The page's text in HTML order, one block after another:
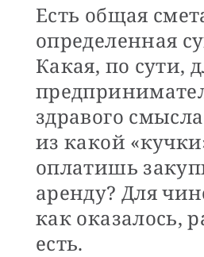
Есть общая
определенная
Какая, по сути,
здравого
из какой
оплатишь
аренду? Для
как оказалось,
есть.